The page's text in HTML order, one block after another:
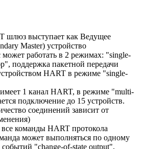
шлюз выступает как Ведущее
Master) устройство
работать в 2 режимах: "single-
поддержка пакетной передачи
HART в режиме "single-
имеет 1 канал HART, в режиме "multi-
подключение до 15 устройств.
соединений зависит от
команды HART протокола
может выполняться по одному
"change-of-state output",